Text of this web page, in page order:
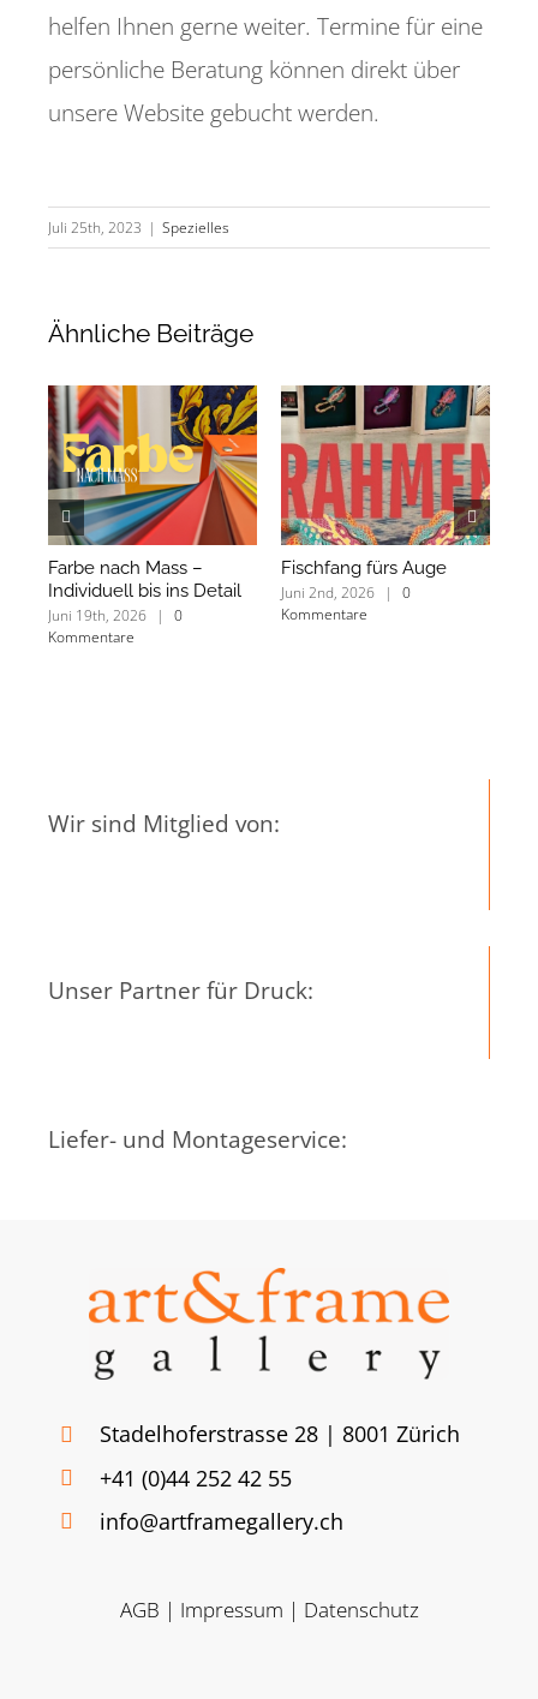
helfen Ihnen gerne weiter. Termine für eine
persönliche Beratung können direkt über
unsere Website gebucht werden.
Juli 25th, 2023 | Spezielles
Ähnliche Beiträge
Farbe nach Mass –
Individuell bis ins Detail
Juni 19th, 2026 |
0
Kommentare
Fischfang fürs Auge
Juni 2nd, 2026 |
0
Kommentare
Wir sind Mitglied von:
Unser Partner für Druck:
Liefer- und Montageservice:
Stadelhoferstrasse 28 | 8001 Zürich
+41 (0)44 252 42 55
info@artframegallery.ch
AGB | Impressum | Datenschutz